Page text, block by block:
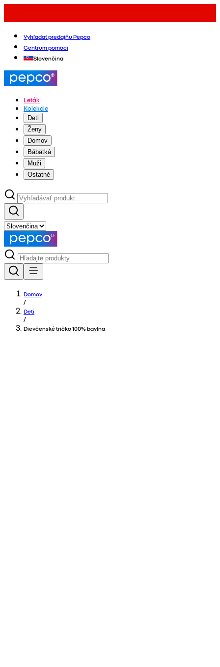
Vyhľadať predajňu Pepco
Centrum pomoci
Slovenčina
Leták
Kolekcie
Deti
Ženy
Domov
Bábätká
Muži
Ostatné
Domov
/
Deti
/
Dievčenské tričko 100% bavlna